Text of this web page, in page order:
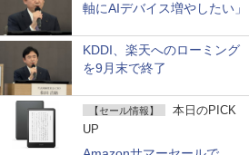
軸にAIデバイス増やしたい」
KDDI、楽天へのローミング
を9月末で終了
【セール情報】
本日のPICK
UP